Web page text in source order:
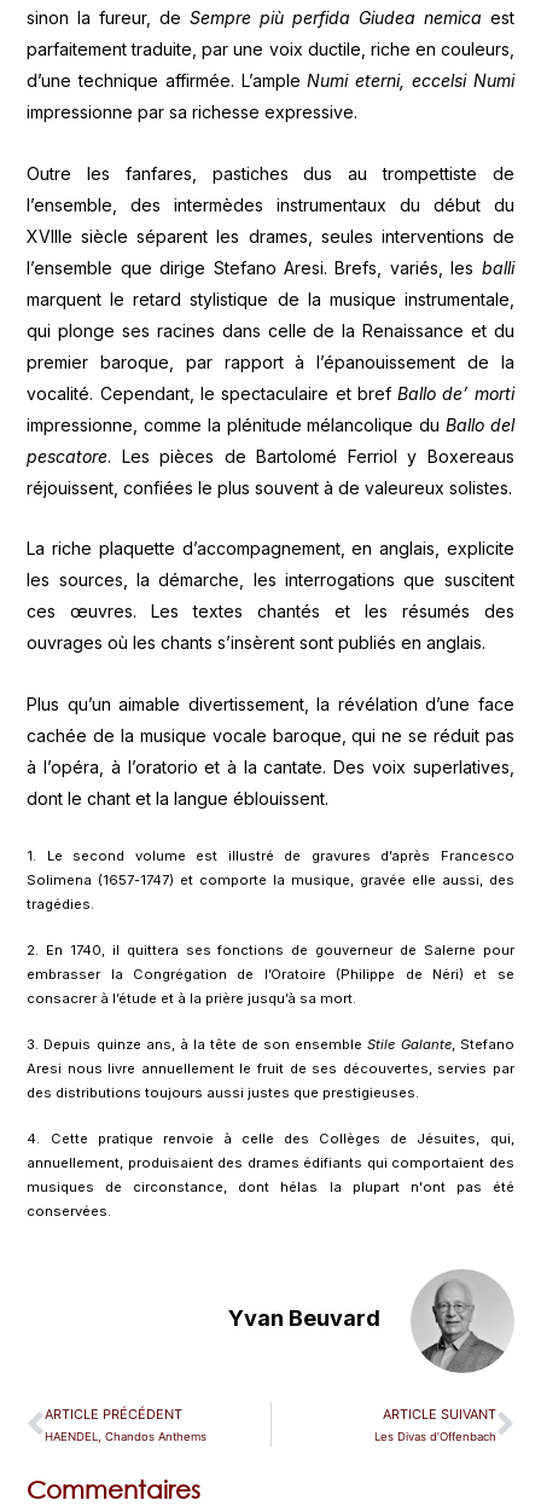
sinon la fureur, deSempre più perfida Giudea nemica est
parfaitement traduite, par une voix ductile, riche en couleurs,
d’une technique affirmée. L’ampleNumi eterni, eccelsi Numi
impressionne par sa richesse expressive.
Outre les fanfares, pastiches dus au trompettiste de
l’ensemble, des intermèdes instrumentaux du début du
XVIIIe siècle séparent les drames, seules interventions de
l’ensemble que dirige Stefano Aresi. Brefs, variés, les balli
marquent le retard stylistique de la musique instrumentale,
qui plonge ses racines dans celle de la Renaissance et du
premier baroque, par rapport à l’épanouissement de la
vocalité. Cependant, le spectaculaire et brefBallo de’ morti
impressionne, comme la plénitude mélancolique du Ballo del
pescatore. Les pièces de Bartolomé Ferriol y Boxereaus
réjouissent, confiées le plus souvent à de valeureux solistes.
La riche plaquette d’accompagnement, en anglais, explicite
les sources, la démarche, les interrogations que suscitent
ces œuvres. Les textes chantés et les résumés des
ouvrages où les chants s’insèrent sont publiés en anglais.
Plus qu’un aimable divertissement, la révélation d’une face
cachée de la musique vocale baroque, qui ne se réduit pas
à l’opéra, à l’oratorio et à la cantate. Des voix superlatives,
dont le chant et la langue éblouissent.
1. Le second volume est illustré de gravures d’après Francesco
Solimena (1657-1747) et comporte la musique, gravée elle aussi, des
tragédies.
2. En 1740, il quittera ses fonctions de gouverneur de Salerne pour
embrasser la Congrégation de l’Oratoire (Philippe de Néri) et se
consacrer à l’étude et à la prière jusqu’à sa mort.
3. Depuis quinze ans, à la tête de son ensembleStile Galante, Stefano
Aresi nous livre annuellement le fruit de ses découvertes, servies par
des distributions toujours aussi justes que prestigieuses.
4. Cette pratique renvoie à celle des Collèges de Jésuites, qui,
annuellement, produisaient des drames édifiants qui comportaient des
musiques de circonstance, dont hélas la plupart n'ont pas été
conservées.
Yvan Beuvard
ARTICLE PRÉCÉDENT
HAENDEL, Chandos Anthems
ARTICLE SUIVANT
Les Divas d’Offenbach
Commentaires